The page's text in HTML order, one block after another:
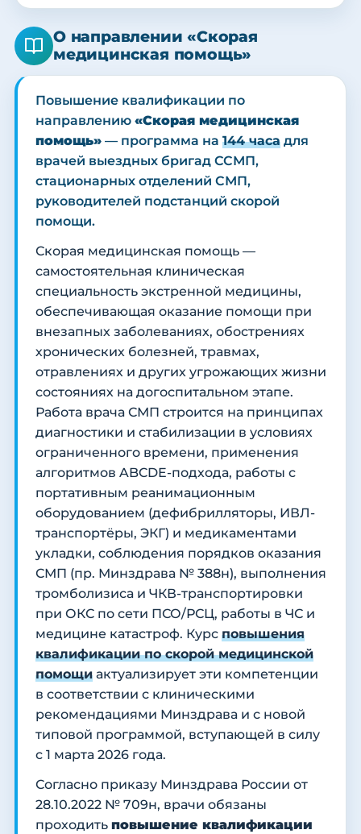
О направлении «Скорая
медицинская помощь»
Повышение квалификации по
направлению «Скорая медицинская
помощь» — программа на 144 часа для
врачей выездных бригад ССМП,
стационарных отделений СМП,
руководителей подстанций скорой
помощи.
Скорая медицинская помощь —
самостоятельная клиническая
специальность экстренной медицины,
обеспечивающая оказание помощи при
внезапных заболеваниях, обострениях
хронических болезней, травмах,
отравлениях и других угрожающих жизни
состояниях на догоспитальном этапе.
Работа врача СМП строится на принципах
диагностики и стабилизации в условиях
ограниченного времени, применения
алгоритмов ABCDE-подхода, работы с
портативным реанимационным
оборудованием (дефибрилляторы, ИВЛ-
транспортёры, ЭКГ) и медикаментами
укладки, соблюдения порядков оказания
СМП (пр. Минздрава № 388н), выполнения
тромболизиса и ЧКВ-транспортировки
при ОКС по сети ПСО/РСЦ, работы в ЧС и
медицине катастроф. Курс повышения
квалификации по скорой медицинской
помощи актуализирует эти компетенции
в соответствии с клиническими
рекомендациями Минздрава и с новой
типовой программой, вступающей в силу
с 1 марта 2026 года.
Согласно приказу Минздрава России от
28.10.2022 № 709н, врачи обязаны
проходить повышение квалификации